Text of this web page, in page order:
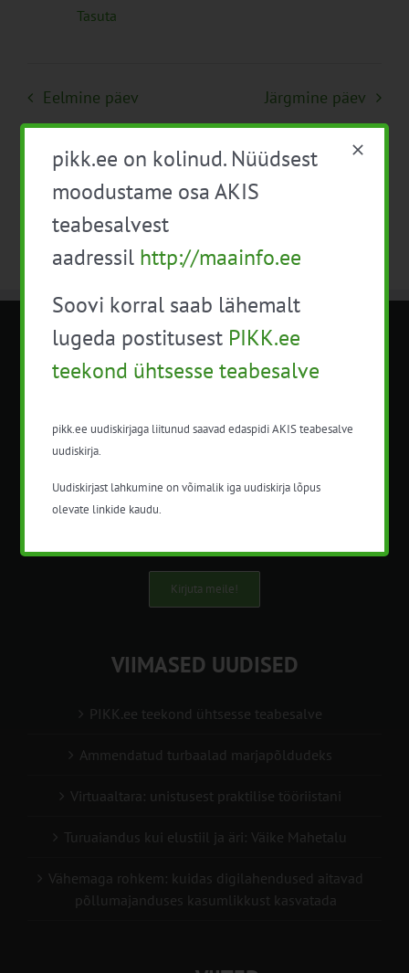
Tasuta
Eelmine päev Järgmine päev
Telli kalender
METK NÕUANDETEENISTUS
korraldatalse põllu- ja maamajanduslikke
+372 5201078
Kirjuta meile!
VIIMASED UUDISED
PIKK.ee teekond ühtsesse teabesalve
Ammendatud turbaalad marjapõldudeks
Virtuaaltara: unistusest praktilise tööriistani
Turuaiandus kui elustiil ja äri: Väike Mahetalu
Vähemaga rohkem: kuidas digilahendused aitavad
põllumajanduses kasumlikkust kasvatada
pikk.ee on kolinud. Nüüdsest
moodustame osa AKIS
teabesalvest
aadressil http://maainfo.ee
Soovi korral saab lähemalt
lugeda postitusest PIKK.ee
teekond ühtsesse teabesalve
pikk.ee uudiskirjaga liitunud saavad edaspidi AKIS teabesalve
uudiskirja.
Uudiskirjast lahkumine on võimalik iga uudiskirja lõpus
olevate linkide kaudu.